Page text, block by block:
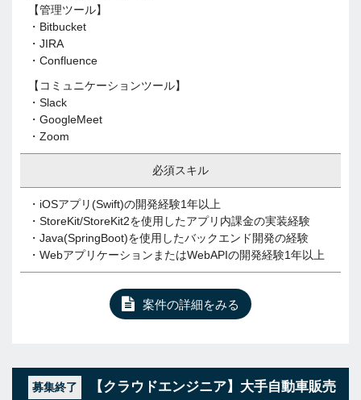
【管理ツール】
・Bitbucket
・JIRA
・Confluence
【コミュニケーションツール】
・Slack
・GoogleMeet
・Zoom
必須スキル
・iOSアプリ(Swift)の開発経験1年以上
・StoreKit/StoreKit2を使用したアプリ内課金の実装経験
・Java(SpringBoot)を使用したバックエンド開発の経験
・WebアプリケーションまたはWebAPIの開発経験1年以上
案件の詳細をみる
募集終了
【クラウドエンジニア】大手自動車販売